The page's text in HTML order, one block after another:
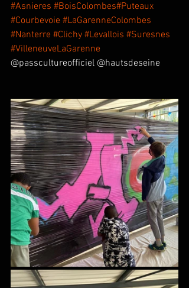
#Asnieres #BoisColombes#Puteaux
#Courbevoie #LaGarenneColombes
#Nanterre #Clichy #Levallois #Suresnes
#VilleneuveLaGarenne
@passcultureofficiel @hautsdeseine